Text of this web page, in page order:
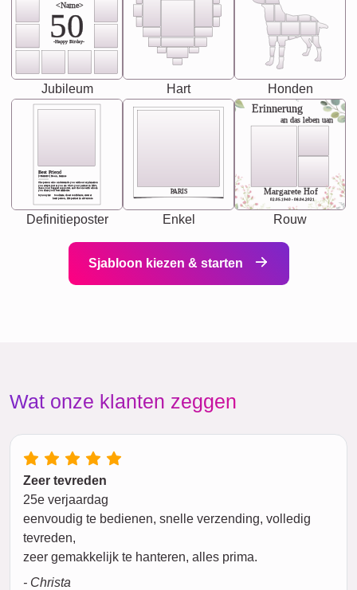
<Name>
50
-Happy Birday-
Jubileum Hart Honden
Best Friend
[<NAME>] Noun, feminie
Synonyms: Soulmate, closet confidante, sister at
heart person, life partner in adventure.
The person who understands you without explanation
you accepts just as you are. She's your partner in life's,
chaos your biggest supporter, and the one with whom
you share your best memories.
Definitieposter
PARIS
Enkel
Erinnerung
an das leben uan
Margarete Hof
02.05.1940 - 08.04.2021
Rouw
Sjabloon kiezen & starten
Wat onze klanten zeggen
Zeer tevreden
25e verjaardag
eenvoudig te bedienen, snelle verzending, volledig
tevreden,
zeer gemakkelijk te hanteren, alles prima.
- Christa